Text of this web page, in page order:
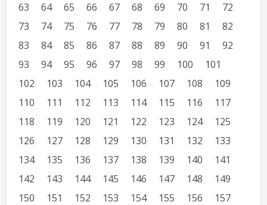
63
64 65 66 67 68 69 70 71
72
73
74 75 76 77 78 79 80 81
82
83
84 85 86 87 88 89 90 91
92
93
94 95 96 97 98 99 100
101
102
103 104 105 106 107 108
109
110
111 112 113 114 115 116
117
118
119 120 121 122 123 124
125
126
127 128 129 130 131 132
133
134
135 136 137 138 139 140
141
142
143 144 145 146 147 148
149
150
151 152 153 154 155 156
157